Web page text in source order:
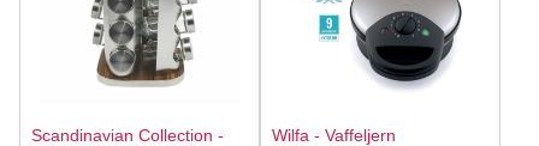
Scandinavian Collection -
Wilfa - Vaffeljern